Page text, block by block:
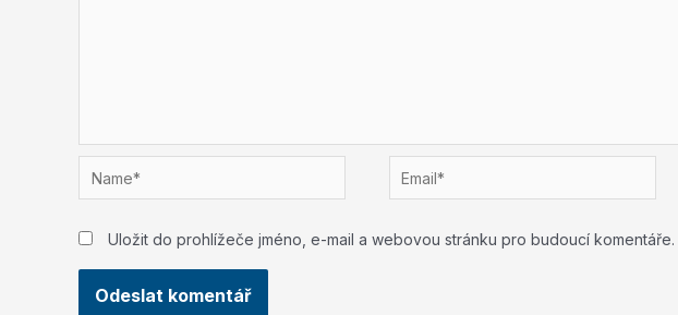
Name* Email*
Uložit do prohlížeče jméno, e-mail a webovou stránku pro budoucí komentáře.